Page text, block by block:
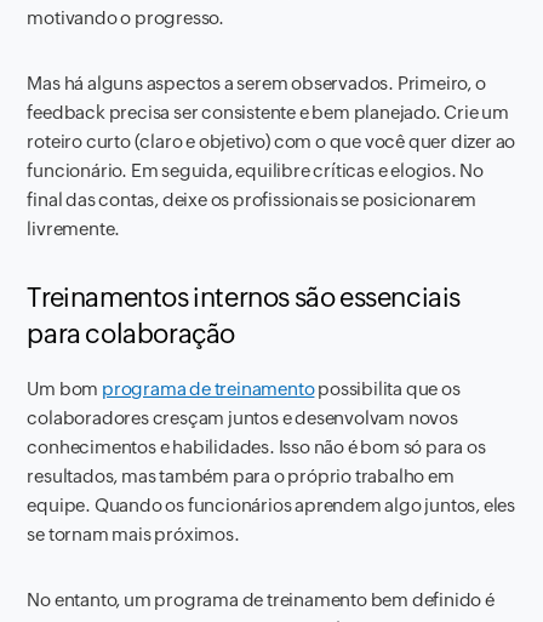
motivando o progresso.
Mas há alguns aspectos a serem observados. Primeiro, o
feedback precisa ser consistente e bem planejado. Crie um
roteiro curto (claro e objetivo) com o que você quer dizer ao
funcionário. Em seguida, equilibre críticas e elogios. No
final das contas, deixe os profissionais se posicionarem
livremente.
Treinamentos internos são essenciais
para colaboração
Um bom programa de treinamentopossibilita que os
colaboradores cresçam juntos e desenvolvam novos
conhecimentos e habilidades. Isso não é bom só para os
resultados, mas também para o próprio trabalho em
equipe. Quando os funcionários aprendem algo juntos, eles
se tornam mais próximos.
No entanto, um programa de treinamento bem definido é